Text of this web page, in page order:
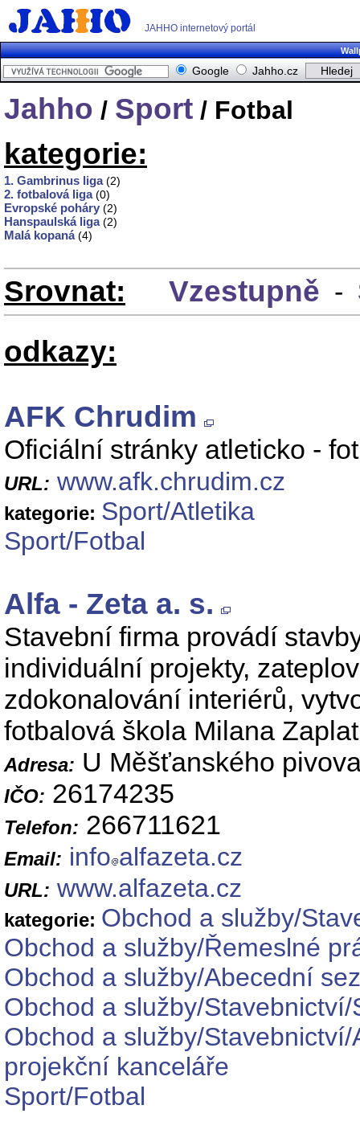
JAHHO internetový portál
Google Jahho.cz
Jahho / Sport / Fotbal
kategorie:
1. Gambrinus liga(2)
2. fotbalová liga(0)
Evropské poháry (2)
Hanspaulská liga(2)
Malá kopaná(4)
Srovnat: Vzestupně -
odkazy:
AFK Chrudim
Oficiální stránky atleticko -
URL: www.afk.chrudim.cz
kategorie: Sport/Atletika
Sport/Fotbal
Alfa - Zeta a. s.
Stavební firma provádí
individuální projekty,
zdokonalování interiérů,
fotbalová škola Milana
Adresa: U Měšťanského
IČO: 26174235
Telefon: 266711621
Email: info alfazeta.cz
URL: www.alfazeta.cz
kategorie: Obchod a služby/
Obchod a služby/Řemeslné
Obchod a služby/Abecední
Obchod a služby/
Obchod a služby/
projekční kanceláře
Sport/Fotbal